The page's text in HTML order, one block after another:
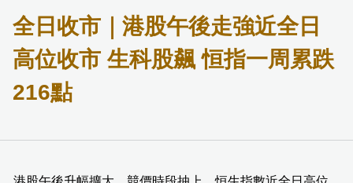
全日收市｜港股午後走強近全日
高位收市 生科股飆 恒指一周累跌
216點